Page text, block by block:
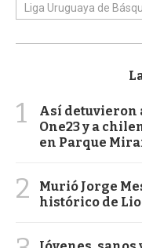
Liga Uruguaya de
1
Así detuvieron
One23 y a
en Parque
2
Murió Jorge
histórico de